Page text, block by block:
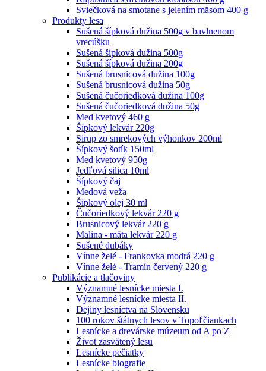
Sviečková na smotane s jelením mäsom 400 g
Produkty lesa
Sušená šípková dužina 500g v bavlnenom
vrecúšku
Sušená šípková dužina 500g
Sušená šípková dužina 200g
Sušená brusnicová dužina 100g
Sušená brusnicová dužina 50g
Sušená čučoriedková dužina 100g
Sušená čučoriedková dužina 50g
Med kvetový 460 g
Šípkový lekvár 220g
Sirup zo smrekových výhonkov 200ml
Šípkový šotík 150ml
Med kvetový 950g
Jedľová silica 10ml
Šípkový čaj
Medová veža
Šípkový olej 30 ml
Čučoriedkový lekvár 220 g
Brusnicový lekvár 220 g
Malina - mäta lekvár 220 g
Sušené dubáky
Vínne želé - Frankovka modrá 220 g
Vínne želé - Tramín červený 220 g
Publikácie a tlačoviny
Významné lesnícke miesta I.
Významné lesnícke miesta II.
Dejiny lesníctva na Slovensku
100 rokov štátnych lesov v Topoľčiankach
Lesnícke a drevárske múzeum od A po Z
Život zasvätený lesu
Lesnícke pečiatky
Lesnícke biografie